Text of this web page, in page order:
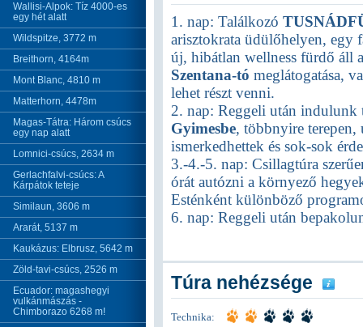
Wallisi-Alpok: Tíz 4000-es
egy hét alatt
Wildspitze, 3772 m
Breithorn, 4164m
Mont Blanc, 4810 m
Matterhorn, 4478m
Magas-Tátra: Három csúcs
egy nap alatt
Lomnici-csúcs, 2634 m
Gerlachfalvi-csúcs: A
Kárpátok teteje
Similaun, 3606 m
Ararát, 5137 m
Kaukázus: Elbrusz, 5642 m
Zöld-tavi-csúcs, 2526 m
Ecuador: magashegyi
vulkánmászás -
Chimborazo 6268 m!
1. nap: Találkozó
arisztokrata üdülőhelyen, egy
új, hibátlan wellness fürdő áll
Szentana-tó meglátogatása,
lehet részt venni.
2. nap: Reggeli után indulunk
Gyimesbe, többnyire terepen,
ismerkedhettek és sok-sok
3.-4.-5. nap: Csillagtúra
órát autózni a környező
Esténként különböző
6. nap: Reggeli után
Túra nehézsége
Technika: